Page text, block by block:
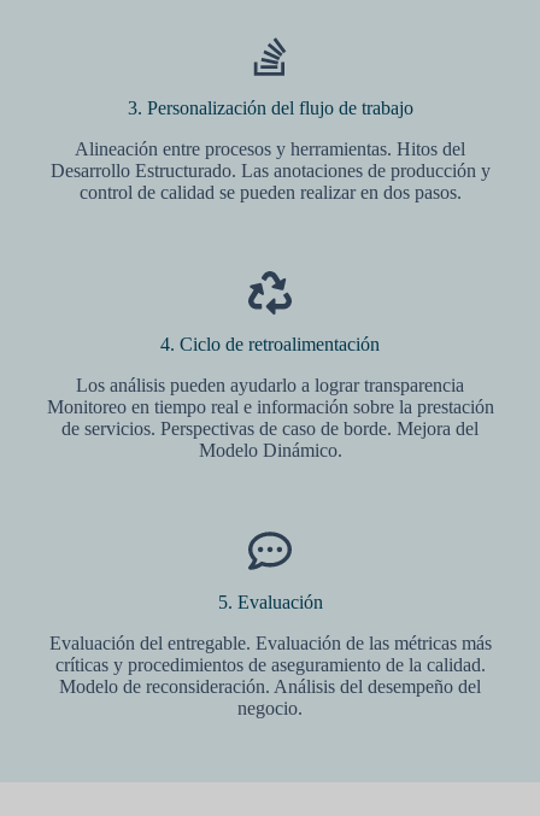
3. Personalización del flujo de trabajo
Alineación entre procesos y herramientas. Hitos del
Desarrollo Estructurado. Las anotaciones de producción y
control de calidad se pueden realizar en dos pasos.
4. Ciclo de retroalimentación
Los análisis pueden ayudarlo a lograr transparencia
Monitoreo en tiempo real e información sobre la prestación
de servicios. Perspectivas de caso de borde. Mejora del
Modelo Dinámico.
5. Evaluación
Evaluación del entregable. Evaluación de las métricas más
críticas y procedimientos de aseguramiento de la calidad.
Modelo de reconsideración. Análisis del desempeño del
negocio.